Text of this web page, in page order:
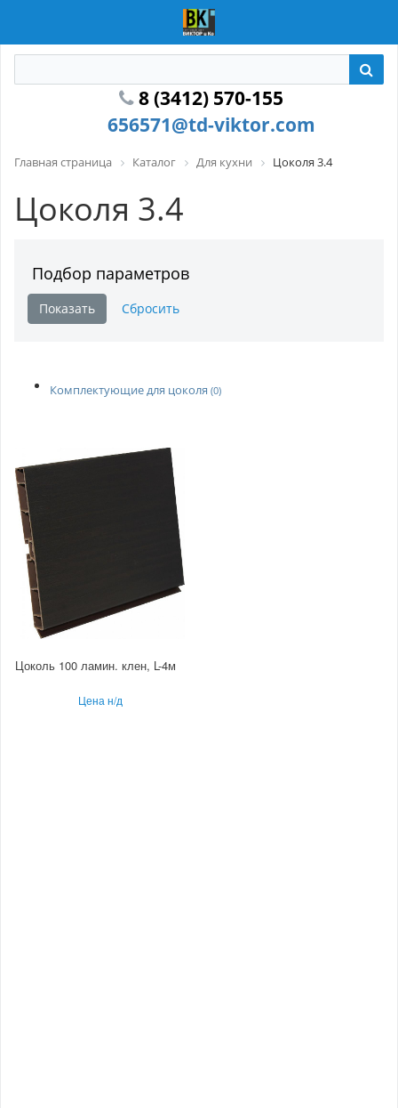
8 (3412) 570-155
656571@td-viktor.com
Главная страница Каталог Для кухни Цоколя 3.4
Цоколя 3.4
Подбор параметров
Комплектующие для цоколя (0)
Цоколь 100 ламин. клен, L-4м
Цена н/д